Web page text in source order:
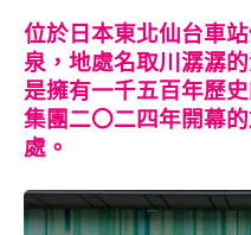
位於日本東北仙台車
泉，地處名取川潺潺
是擁有一千五百年歷
集團二〇二四年開幕
處。